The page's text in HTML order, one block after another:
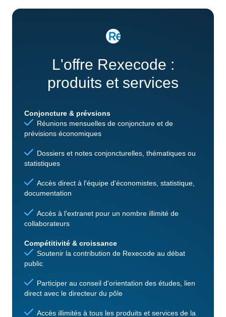
L'offre Rexecode :
produits et services
Conjoncture & prévsions
Réunions mensuelles de conjoncture et de
prévisions économiques
Dossiers et notes conjoncturelles, thématiques ou
statistiques
Accès direct à l'équipe d'économistes, statistique,
documentation
Accès à l'extranet pour un nombre illimité de
collaborateurs
Compétitivité & croissance
Soutenir la contribution de Rexecode au débat
public
Participer au conseil d'orientation des études, lien
direct avec le directeur du pôle
Accès illimités à tous les produits et services de la